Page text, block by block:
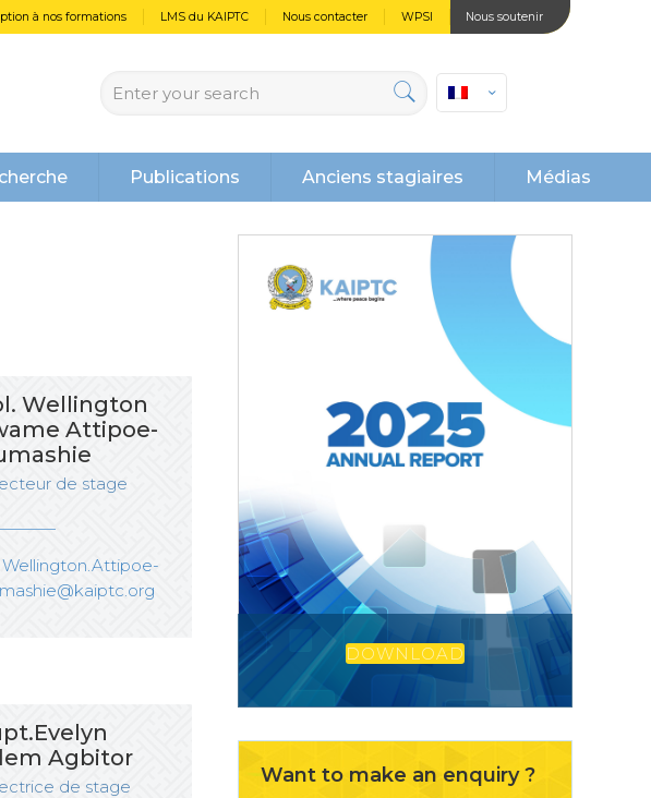
à nos formations LMS du KAIPTC Nous contacter WPSI Nous soutenir
Publications Anciens stagiaires Médias
Wellington
Attipoe-
de stage
Wellington.Attipoe-
Agbitor
de stage
DOWNLOAD
Want to make an enquiry ?